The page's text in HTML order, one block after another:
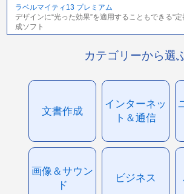
ラベルマイティ13 プレミアム
デザインに“光った効果”を適用することもできる“
成ソフト
カテゴリーから選
文書作成
インターネッ
ト＆通信
画像＆サウン
ド
ビジネス